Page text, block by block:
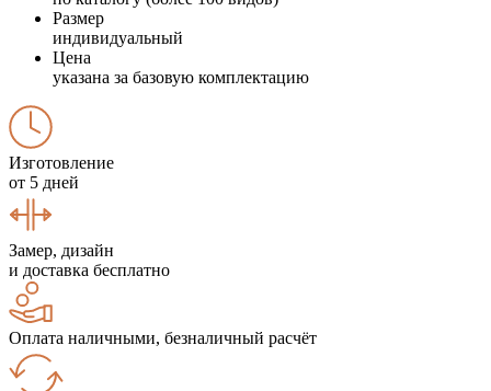
Размер
индивидуальный
Цена
указана за базовую комплектацию
Изготовление
от 5 дней
Замер, дизайн
и доставка бесплатно
Оплата наличными, безналичный расчёт